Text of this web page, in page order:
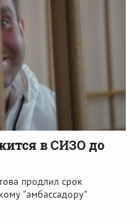
в СИЗО до
продлил срок
"амбассадору"